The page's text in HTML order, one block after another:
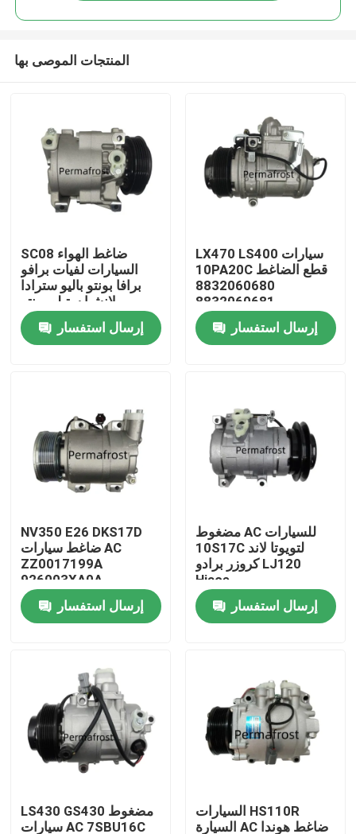
حول بنا
إتصال
المنتجات
ضاغط مكيف السيارة
ضاغط التيار المتردد الآلي
ضاغط مكيف الهواء
ضاغط هواء تلقائي
ضاغط مكيف الهواء للمركبة
ضاغط تكييف الهواء للسيارة
المنتجات الموصى بها
SC08 ضاغط الهواء
السيارات لفيات برافو
برافا بونتو باليو سترادا
لانشيا ستيلو بونتو
442100-0281
442100-0284
447100-1560
إرسال استفسار
LX470 LS400 سيارات
10PA20C قطع الضاغط
8832060680
8832060681
إرسال استفسار
NV350 E26 DKS17D
ضاغط سيارات AC
ZZ0017199A
926003XA0A
إرسال استفسار
مضغوط AC للسيارات
10S17C لتويوتا لاند
كروزر برادو LJ120
Hiace
إرسال استفسار
LS430 GS430 مضغوط
سيارات AC 7SBU16C
السيارات HS110R
السيارة AC ضاغط هوندا